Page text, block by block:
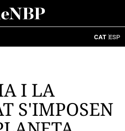
CAT ESP
I LA
S'IMPOSEN